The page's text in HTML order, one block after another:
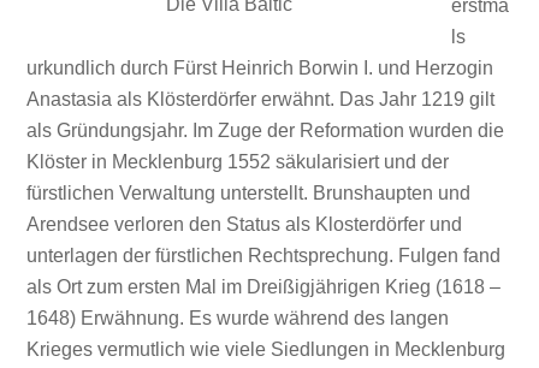
Die Villa Baltic
erstma
ls
urkundlich durch Fürst Heinrich Borwin I. und Herzogin
Anastasia als Klösterdörfer erwähnt. Das Jahr 1219 gilt
als Gründungsjahr. Im Zuge der Reformation wurden die
Klöster in Mecklenburg 1552 säkularisiert und der
fürstlichen Verwaltung unterstellt. Brunshaupten und
Arendsee verloren den Status als Klosterdörfer und
unterlagen der fürstlichen Rechtsprechung. Fulgen fand
als Ort zum ersten Mal im Dreißigjährigen Krieg (1618 –
1648) Erwähnung. Es wurde während des langen
Krieges vermutlich wie viele Siedlungen in Mecklenburg